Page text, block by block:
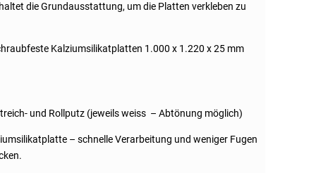
die Grundausstattung, um die Platten verkleben zu
Kalziumsilikatplatten 1.000 x 1.220 x 25 mm
und Rollputz (jeweils weiss – Abtönung möglich)
– schnelle Verarbeitung und weniger Fugen